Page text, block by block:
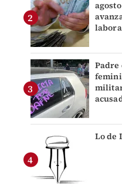
Padre
Lo de